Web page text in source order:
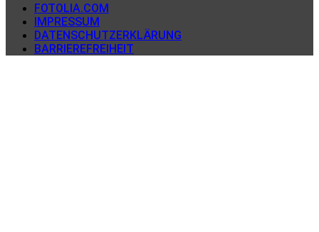
FOTOLIA.COM
IMPRESSUM
DATENSCHUTZERKLÄRUNG
BARRIEREFREIHEIT